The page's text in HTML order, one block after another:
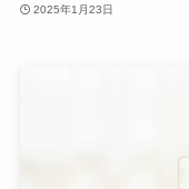
2025年1月23日